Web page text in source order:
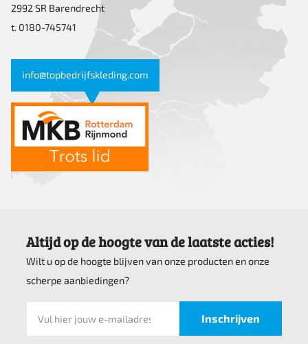
2992 SR Barendrecht
t. 0180-745741
info@topbedrijfskleding.com
Altijd op de hoogte van de laatste acties!
Wilt u op de hoogte blijven van onze producten en onze
scherpe aanbiedingen?